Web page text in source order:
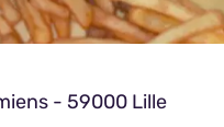
- 59000 Lille